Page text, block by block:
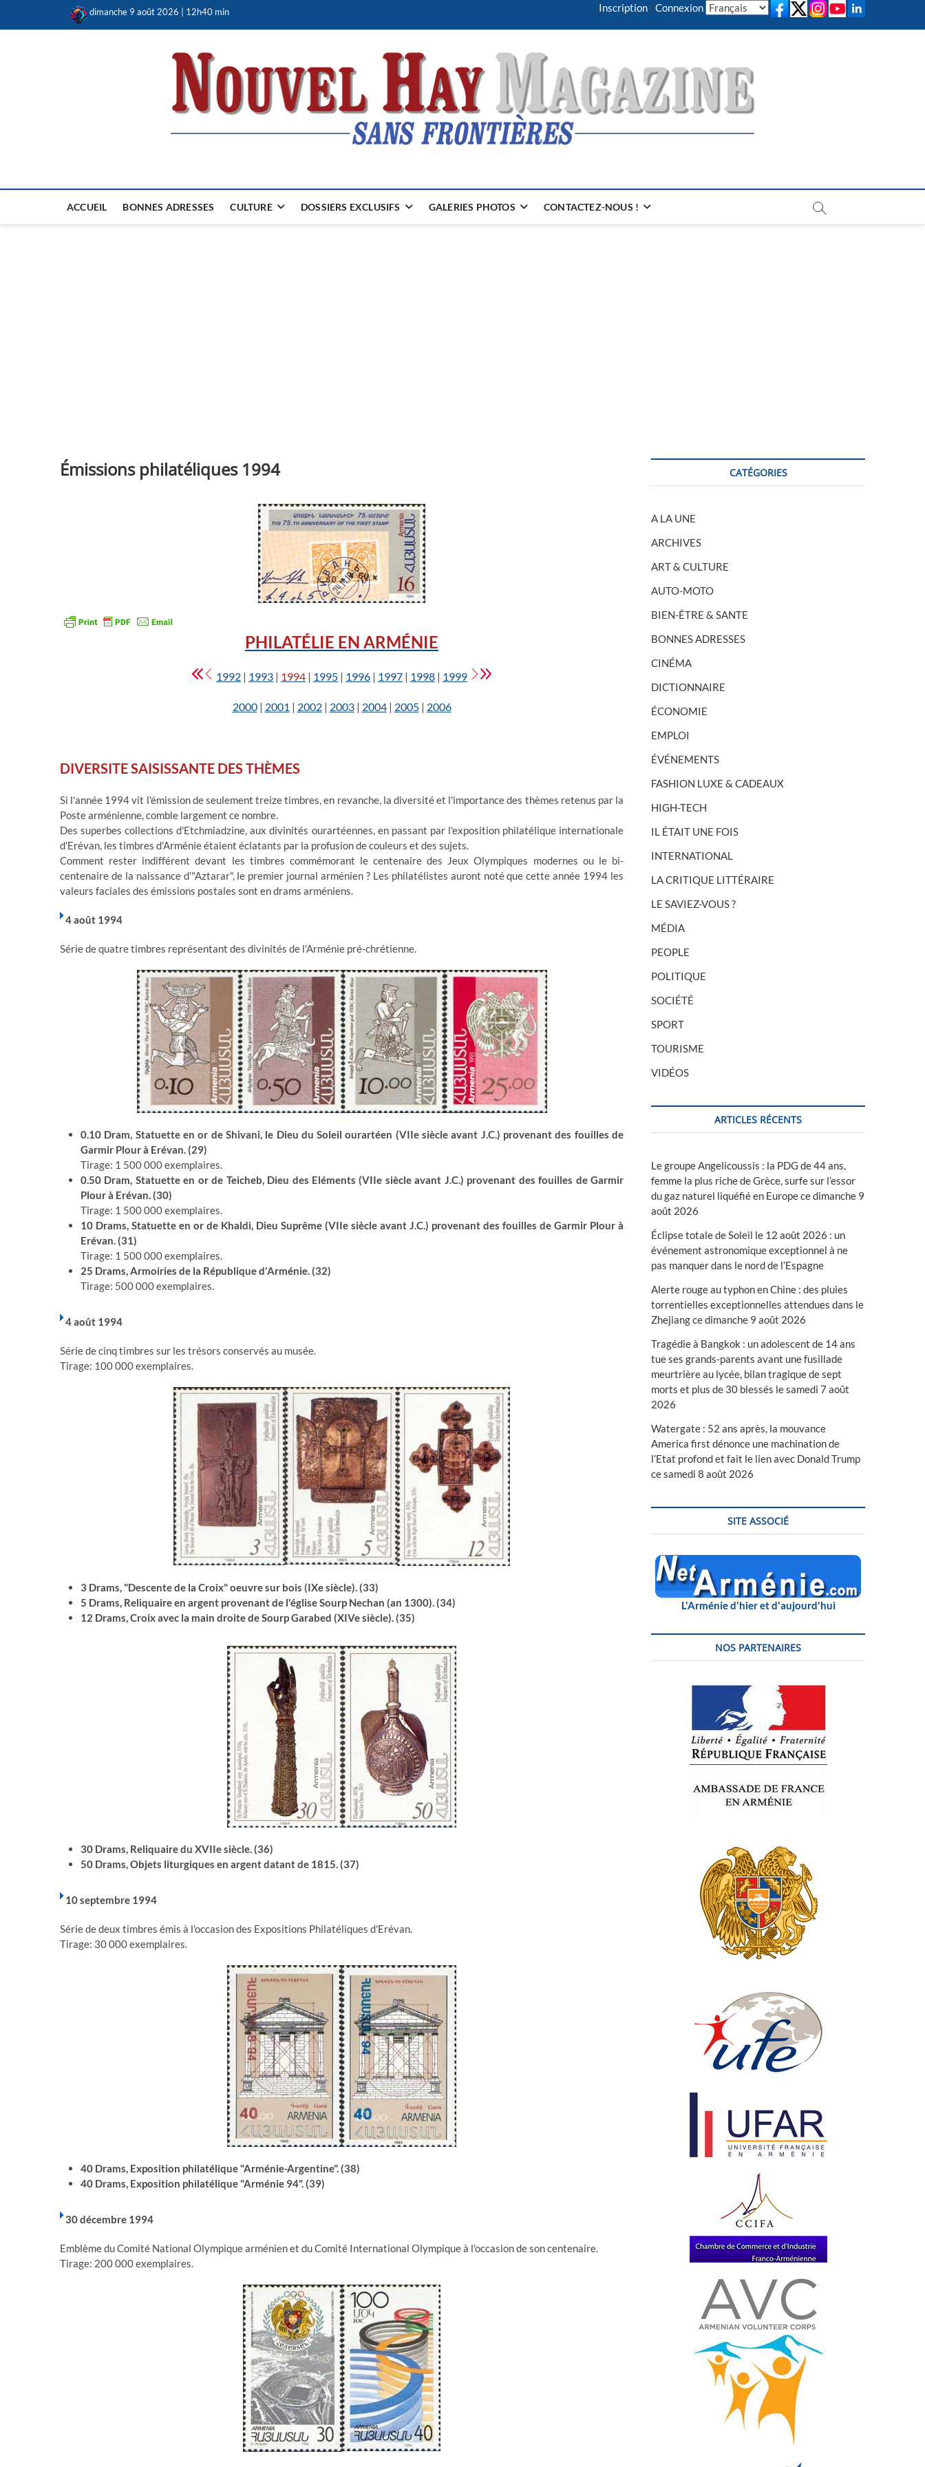
dimanche 9 août 2026 | 12h40 min Inscription | Connexion
ACCUEIL BONNES ADRESSES CULTURE DOSSIERS EXCLUSIFS GALERIES PHOTOS CONTACTEZ-NOUS !
Émissions philatéliques 1994
PHILATÉLIE EN ARMÉNIE
1992 | 1993 | 1994 | 1995 | 1996 | 1997 | 1998 | 1999
2000| 2001 | 2002| 2003| 2004| 2005| 2006
DIVERSITE SAISISSANTE DES THÈMES
Si l'année 1994 vit l'émission de seulement treize timbres, en revanche, la diversité et l'importance des thèmes retenus par la
Poste arménienne, comble largement ce nombre.
Des superbes collections d'Etchmiadzine, aux divinités ourartéennes, en passant par l'exposition philatélique internationale
d'Erévan, les timbres d'Arménie étaient éclatants par la profusion de couleurs et des sujets.
Comment rester indifférent devant les timbres commémorant le centenaire des Jeux Olympiques modernes ou le bi-
centenaire de la naissance d'"Aztarar", le premier journal arménien ? Les philatélistes auront noté que cette année 1994 les
valeurs faciales des émissions postales sont en drams arméniens.
4 août 1994
Série de quatre timbres représentant des divinités de l'Arménie pré-chrétienne.
0.10 Dram, Statuette en or de Shivani, le Dieu du Soleil ourartéen (VIIe siècle avant J.C.) provenant des fouilles de
Garmir Plour à Erévan. (29)
Tirage: 1 500 000 exemplaires.
0.50 Dram, Statuette en or de Teicheb, Dieu des Eléments (VIIe siècle avant J.C.) provenant des fouilles de Garmir
Plour à Erévan. (30)
Tirage: 1 500 000 exemplaires.
10 Drams, Statuette en or de Khaldi, Dieu Suprême (VIIe siècle avant J.C.) provenant des fouilles de Garmir Plour à
Erévan. (31)
Tirage: 1 500 000 exemplaires.
25 Drams, Armoiries de la République d'Arménie. (32)
Tirage: 500 000 exemplaires.
4 août 1994
Série de cinq timbres sur les trésors conservés au musée.
Tirage: 100 000 exemplaires.
3 Drams, "Descente de la Croix" oeuvre sur bois (IXe siècle). (33)
5 Drams, Reliquaire en argent provenant de l'église Sourp Nechan (an 1300). (34)
12 Drams, Croix avec la main droite de Sourp Garabed (XIVe siècle). (35)
30 Drams, Reliquaire du XVIIe siècle. (36)
50 Drams, Objets liturgiques en argent datant de 1815. (37)
10 septembre 1994
Série de deux timbres émis à l'occasion des Expositions Philatéliques d'Erévan.
Tirage: 30 000 exemplaires.
40 Drams, Exposition philatélique "Arménie-Argentine". (38)
40 Drams, Exposition philatélique "Arménie 94". (39)
30 décembre 1994
Emblème du Comité National Olympique arménien et du Comité International Olympique à l'occasion de son centenaire.
Tirage: 200 000 exemplaires.
CATÉGORIES
A LA UNE
ARCHIVES
ART & CULTURE
AUTO-MOTO
BIEN-ÊTRE & SANTE
BONNES ADRESSES
CINÉMA
DICTIONNAIRE
ÉCONOMIE
EMPLOI
ÉVÉNEMENTS
FASHION LUXE & CADEAUX
HIGH-TECH
IL ÉTAIT UNE FOIS
INTERNATIONAL
LA CRITIQUE LITTÉRAIRE
LE SAVIEZ-VOUS ?
MÉDIA
PEOPLE
POLITIQUE
SOCIÉTÉ
SPORT
TOURISME
VIDÉOS
ARTICLES RÉCENTS
Le groupe Angelicoussis : la PDG de 44 ans,
femme la plus riche de Grèce, surfe sur l’essor
du gaz naturel liquéfié en Europe ce dimanche 9
août 2026
Éclipse totale de Soleil le 12 août 2026 : un
événement astronomique exceptionnel à ne
pas manquer dans le nord de l’Espagne
Alerte rouge au typhon en Chine : des pluies
torrentielles exceptionnelles attendues dans le
Zhejiang ce dimanche 9 août 2026
Tragédie à Bangkok : un adolescent de 14 ans
tue ses grands-parents avant une fusillade
meurtrière au lycée, bilan tragique de sept
morts et plus de 30 blessés le samedi 7 août
2026
Watergate : 52 ans après, la mouvance
America first dénonce une machination de
l’Etat profond et fait le lien avec Donald Trump
ce samedi 8 août 2026
SITE ASSOCIÉ
L'Arménie d'hier et d'aujourd'hui
NOS PARTENAIRES